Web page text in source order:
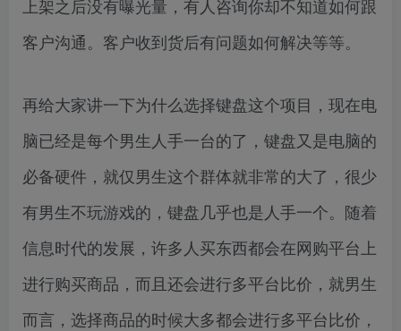
上架之后没有曝光量，有人咨询你却不知道如何跟
客户沟通。客户收到货后有问题如何解决等等。
再给大家讲一下为什么选择键盘这个项目，现在电
脑已经是每个男生人手一台的了，键盘又是电脑的
必备硬件，就仅男生这个群体就非常的大了，很少
有男生不玩游戏的，键盘几乎也是人手一个。随着
信息时代的发展，许多人买东西都会在网购平台上
进行购买商品，而且还会进行多平台比价，就男生
而言，选择商品的时候大多都会进行多平台比价，